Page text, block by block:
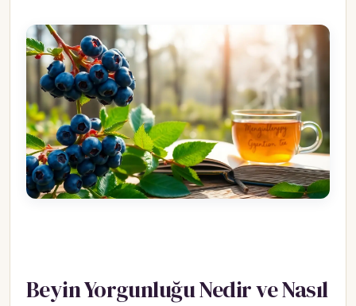
Beyin Yorgunluğu Nedir ve Nasıl